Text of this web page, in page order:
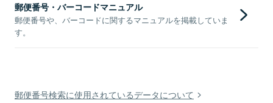
郵便番号・バーコードマニュアル
郵便番号や、バーコードに関するマニュアルを掲載していま
す。
郵便番号検索に使用されているデータについて